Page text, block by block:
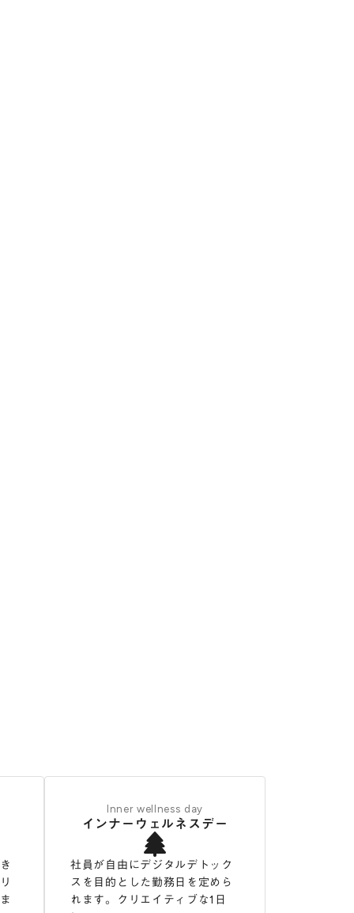
Inner wellness day
インナーウェルネスデー
社員が自由にデジタルデトック
スを目的とした勤務日を定めら
れます。クリエイティブな1日